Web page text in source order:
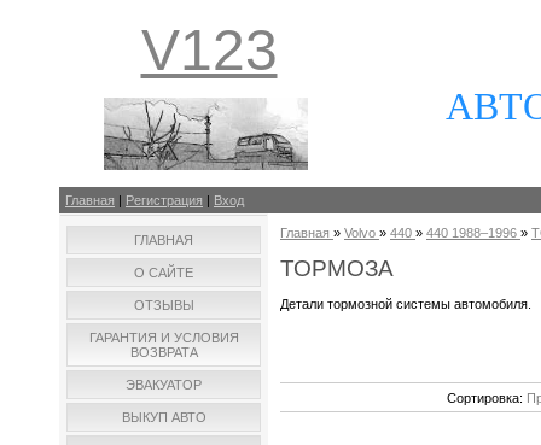
V123
Главная | Регистрация | Вход
ГЛАВНАЯ
О САЙТЕ
ОТЗЫВЫ
ГАРАНТИЯ И УСЛОВИЯ
ВОЗВРАТА
ЭВАКУАТОР
ВЫКУП АВТО
Главная » Volvo » 440 » 440 1988–1996 »
ТОРМОЗА
Детали тормозной системы автомобиля.
Сортировка: